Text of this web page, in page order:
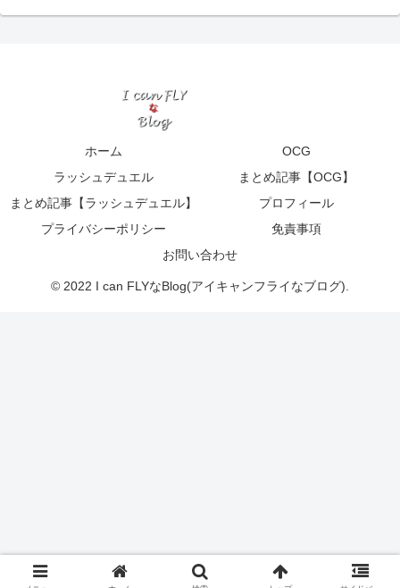
ホーム
OCG
ラッシュデュエル
まとめ記事【OCG】
まとめ記事【ラッシュデュエル】
プロフィール
プライバシーポリシー
免責事項
お問い合わせ
© 2022 I can FLYなBlog(アイキャンフライなブログ).